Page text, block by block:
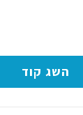
השג קוד